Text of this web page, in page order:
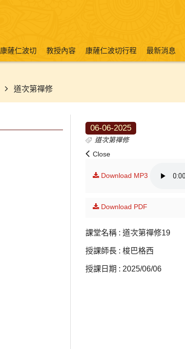
康薩仁波切 教授內容 康薩仁波切行程 最新消息
道次第禪修
06-06-2025
道次第禪修
Close
Download MP3
Download PDF
課堂名稱 : 道次第禪修19
授課師長 : 梭巴格西
授課日期 : 2025/06/06